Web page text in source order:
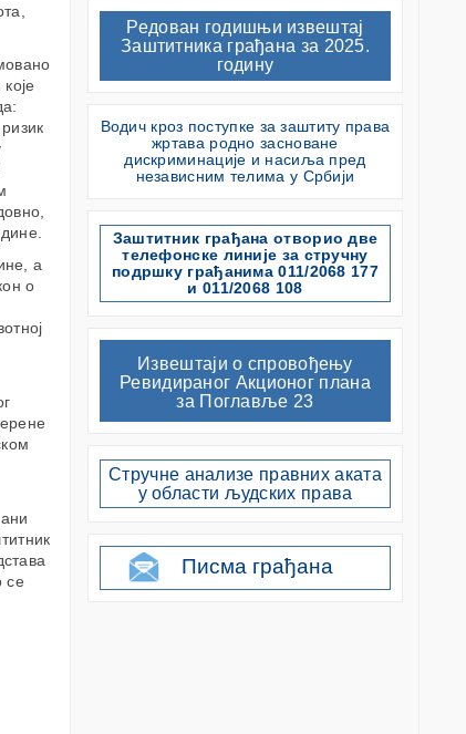
а
о
се
Редован годишњи извештај
Заштитника грађана за 2025.
годину
Водич кроз поступке за заштиту права
жртава родно засноване
дискриминације и насиља пред
независним телима у Србији
Заштитник грађана отворио две
телефонске линије за стручну
подршку грађанима 011/2068 177
и 011/2068 108
Извештаји о спровођењу
Ревидираног Акционог плана
за Поглавље 23
Стручне анализе правних аката
у области људских права
Писма грађана